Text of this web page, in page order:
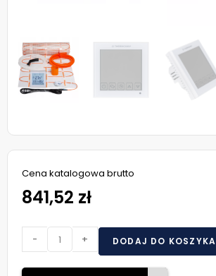
Cena katalogowa brutto
841,52 zł
- + DODAJ DO KOSZYKA